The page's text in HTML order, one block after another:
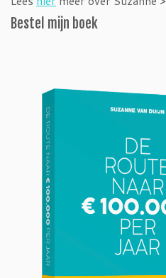
Bestel mijn boek